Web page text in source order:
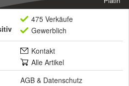
475 Verkäufe
Gewerblich
Kontakt
Alle Artikel
AGB & Datenschutz